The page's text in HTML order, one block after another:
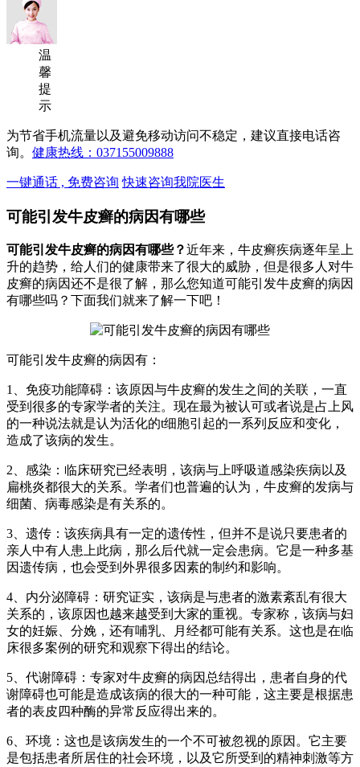
温
馨
提
示
为节省手机流量以及避免移动访问不稳定，建议直接电话咨
询。 健康热线：037155009888
一键通话 , 免费咨询 快速咨询我院医生
可能引发牛皮癣的病因有哪些
可能引发牛皮癣的病因有哪些？近年来，牛皮癣疾病逐年呈上
升的趋势，给人们的健康带来了很大的威胁，但是很多人对牛
皮癣的病因还不是很了解，那么您知道可能引发牛皮癣的病因
有哪些吗？下面我们就来了解一下吧！
可能引发牛皮癣的病因有：
1、免疫功能障碍：该原因与牛皮癣的发生之间的关联，一直
受到很多的专家学者的关注。现在最为被认可或者说是占上风
的一种说法就是认为活化的t细胞引起的一系列反应和变化，
造成了该病的发生。
2、感染：临床研究已经表明，该病与上呼吸道感染疾病以及
扁桃炎都很大的关系。学者们也普遍的认为，牛皮癣的发病与
细菌、病毒感染是有关系的。
3、遗传：该疾病具有一定的遗传性，但并不是说只要患者的
亲人中有人患上此病，那么后代就一定会患病。它是一种多基
因遗传病，也会受到外界很多因素的制约和影响。
4、内分泌障碍：研究证实，该病是与患者的激素紊乱有很大
关系的，该原因也越来越受到大家的重视。专家称，该病与妇
女的妊娠、分娩，还有哺乳、月经都可能有关系。这也是在临
床很多案例的研究和观察下得出的结论。
5、代谢障碍：专家对牛皮癣的病因总结得出，患者自身的代
谢障碍也可能是造成该病的很大的一种可能，这主要是根据患
者的表皮四种酶的异常反应得出来的。
6、环境：这也是该病发生的一个不可被忽视的原因。它主要
是包括患者所居住的社会环境，以及它所受到的精神刺激等方